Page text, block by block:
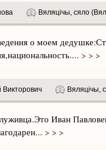
Вяляцічы, сяло
о моем
> > >
Викторович Вяляцічы,
Иван
> > >